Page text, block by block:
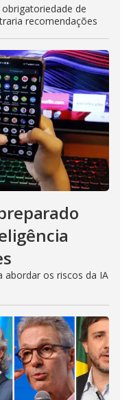
de
recomendações
abordar os riscos da IA